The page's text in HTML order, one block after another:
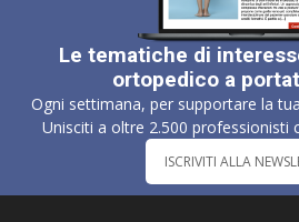
Le tematiche di
ortopedico a
Ogni settimana, per supportare la
Unisciti a oltre 2.500 professionisti
ISCRIVITI ALLA